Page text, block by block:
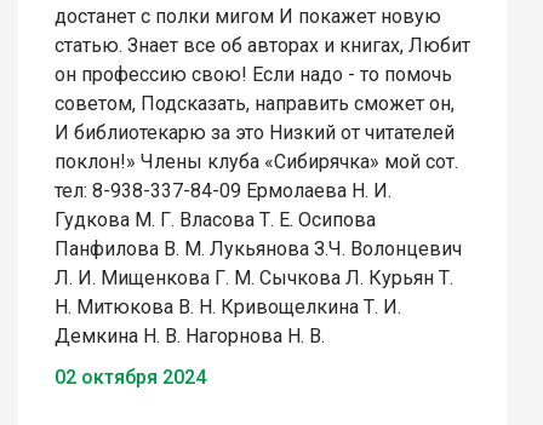
достанет с полки мигом И покажет новую
статью. Знает все об авторах и книгах, Любит
он профессию свою! Если надо - то помочь
советом, Подсказать, направить сможет он,
И библиотекарю за это Низкий от читателей
поклон!» Члены клуба «Сибирячка» мой сот.
тел: 8-938-337-84-09 Ермолаева Н. И.
Гудкова М. Г. Власова Т. Е. Осипова
Панфилова В. М. Лукьянова З.Ч. Волонцевич
Л. И. Мищенкова Г. М. Сычкова Л. Курьян Т.
Н. Митюкова В. Н. Кривощелкина Т. И.
Демкина Н. В. Нагорнова Н. В.
02 октября 2024